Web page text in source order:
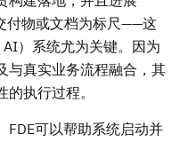
付物或文档为标尺——这
）系统尤为关键。因为
与真实业务流程融合，其
执行过程。
FDE可以帮助系统启动并